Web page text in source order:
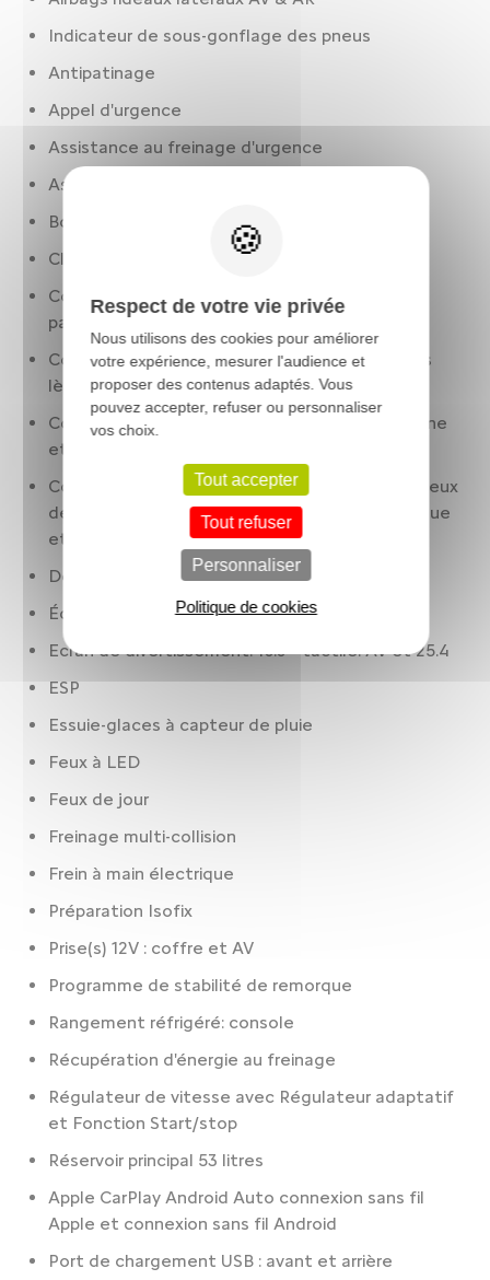
Indicateur de sous-gonflage des pneus
Antipatinage
Appel d'urgence
Assistance au freinage d'urgence
Assistant sortie de stationnement AR radar
Bouton démarrage
Climatisation 2 zones
Commande ventilation additionnelle siège
passager
Condamnation centralisée à carte. incluant les
lève-vitres
Conduite autonome alerte franchissement ligne
et reconnaissance panneaux circulation
Contrôle des phares: allumage automatique. Feux
de route actifs. réglage en hauteur automatique
et Eclairage Matrix
Détection panneaux signalisation
Éclairage ambiance
Ecran de divertissement: 10.0 " tactile. AV et 25.4
ESP
Essuie-glaces à capteur de pluie
Feux à LED
Feux de jour
Freinage multi-collision
Frein à main électrique
Préparation Isofix
Prise(s) 12V : coffre et AV
Programme de stabilité de remorque
Rangement réfrigéré: console
Récupération d'énergie au freinage
Régulateur de vitesse avec Régulateur adaptatif
et Fonction Start/stop
Réservoir principal 53 litres
Apple CarPlay Android Auto connexion sans fil
Apple et connexion sans fil Android
Port de chargement USB : avant et arrière
Respect de votre vie privée
Nous utilisons des cookies pour améliorer
votre expérience, mesurer l'audience et
proposer des contenus adaptés. Vous
pouvez accepter, refuser ou personnaliser
vos choix.
Tout accepter
Tout refuser
Personnaliser
Politique de cookies